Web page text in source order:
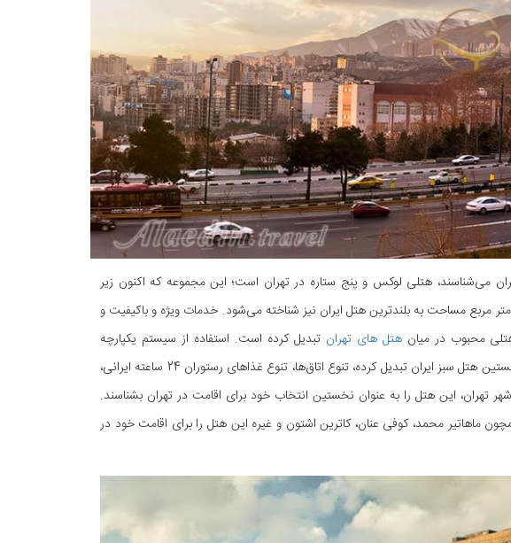
می‌شناسند، هتلی لوکس و پنج ستاره در تهران است؛ این مجموعه که اکنون زیر
هتل‌های پارسیان به شمار می‌آید با 28 طبقه و 50 هزار متر مربع مساحت به بلندترین هتل ایران نیز شناخته می‌شود. خدمات ویژه و باکیفیت و
هتلی محبوب در میانهتل های تهران تبدیل کرده است. استفاده از سیستم یکپارچه
صرفه‌جویی در انرژی که هتل را به هتلی دوستدار محیط زیست و نخستین هتل سبز ایران تبدیل کرده، تنوع اتاق‌ها، تنوع غذاهای رستوران 24 ساعته ایرانی،
تهران، این هتل را به عنوان نخستین انتخاب خود برای اقامت در تهران بشناسند.
ماهاتیر محمد، کوفی عنان، کاترین اشتون و غیره این هتل را برای اقامت خود در